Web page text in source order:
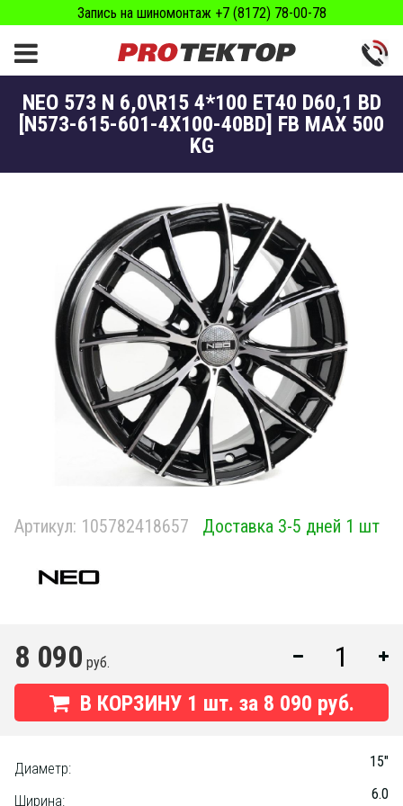
Запись на шиномонтаж +7 (8172) 78-00-78
NEO 573 N 6,0\R15 4*100 ET40 D60,1 BD
[N573-615-601-4X100-40BD] FB MAX 500
KG
Артикул: 105782418657 Доставка 3-5 дней 1 шт
8 090 руб.
В КОРЗИНУ 1 шт. за 8 090 руб.
Диаметр: 15"
Ширина: 6.0